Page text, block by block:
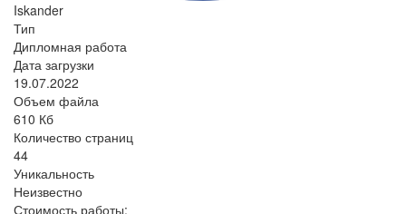
Iskander
Тип
Дипломная работа
Дата загрузки
19.07.2022
Объем файла
610 Кб
Количество страниц
44
Уникальность
Неизвестно
Стоимость работы: